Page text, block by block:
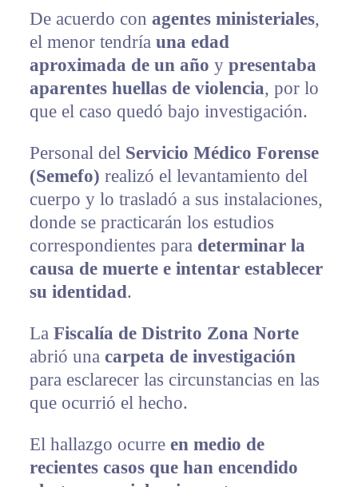
De acuerdo con agentes ministeriales,
el menor tendría una edad
aproximada de un año y presentaba
aparentes huellas de violencia, por lo
que el caso quedó bajo investigación.
Personal del Servicio Médico Forense
(Semefo) realizó el levantamiento del
cuerpo y lo trasladó a sus instalaciones,
donde se practicarán los estudios
correspondientes para determinar la
causa de muerte e intentar establecer
su identidad.
La Fiscalía de Distrito Zona Norte
abrió una carpeta de investigación
para esclarecer las circunstancias en las
que ocurrió el hecho.
El hallazgo ocurre en medio de
recientes casos que han encendido